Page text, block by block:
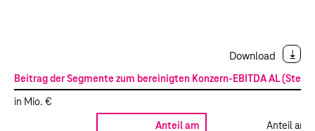
Download
Beitrag der Segmente zum bereinigten Konzern-EBITDA AL
in Mio. €
Anteil am
Anteil am